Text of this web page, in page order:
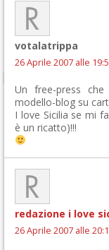
votalatrippa
26 Aprile 2007 alle
Un free-press
modello-blog su
I love Sicilia se mi
è un ricatto)!!!
redazione i love
26 Aprile 2007 alle